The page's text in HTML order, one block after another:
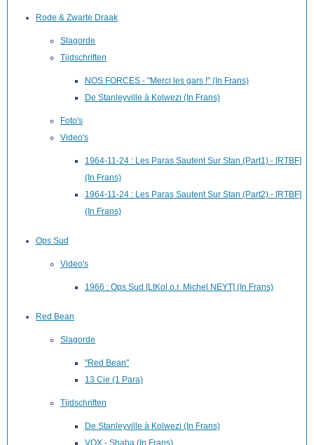
Rode & Zwarte Draak
Slagorde
Tijdschriften
NOS FORCES - "Merci les gars !" (In Frans)
De Stanleyville à Kolwezi (In Frans)
Foto's
Video's
1964-11-24 : Les Paras Sautent Sur Stan (Part1) - [RTBF]
(In Frans)
1964-11-24 : Les Paras Sautent Sur Stan (Part2) - [RTBF]
(In Frans)
Ops Sud
Video's
1966 : Ops Sud [LtKol o.r. Michel NEYT] (In Frans)
Red Bean
Slagorde
"Red Bean"
13 Cie (1 Para)
Tijdschriften
De Stanleyville à Kolwezi (In Frans)
VOX - Shaba (In Frans)